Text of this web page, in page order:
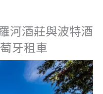
河酒莊與波特酒
牙租車